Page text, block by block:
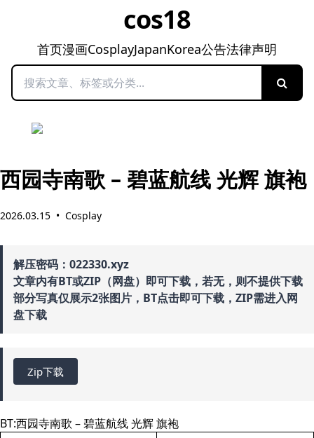
cos18
首页漫画CosplayJapanKorea公告法律声明
搜索
西园寺南歌 – 碧蓝航线 光辉 旗袍
2026.03.15 • Cosplay
解压密码：022330.xyz
文章内有BT或ZIP（网盘）即可下载，若无，则不提供下载
部分写真仅展示2张图片，BT点击即可下载，ZIP需进入网
盘下载
Zip下载
BT:西园寺南歌 – 碧蓝航线 光辉 旗袍